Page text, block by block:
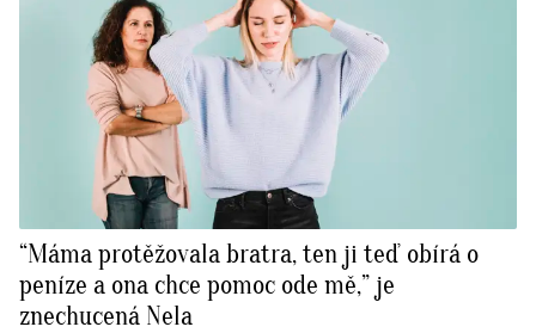
“Máma protěžovala bratra, ten ji teď obírá o
peníze a ona chce pomoc ode mě,” je
znechucená Nela